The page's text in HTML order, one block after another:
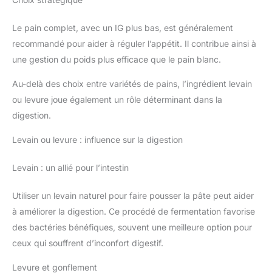
Le pain complet, avec un IG plus bas, est généralement
recommandé pour aider à réguler l’appétit. Il contribue ainsi à
une gestion du poids plus efficace que le pain blanc.
Au-delà des choix entre variétés de pains, l’ingrédient levain
ou levure joue également un rôle déterminant dans la
digestion.
Levain ou levure : influence sur la digestion
Levain : un allié pour l’intestin
Utiliser un levain naturel pour faire pousser la pâte peut aider
à améliorer la digestion. Ce procédé de fermentation favorise
des bactéries bénéfiques, souvent une meilleure option pour
ceux qui souffrent d’inconfort digestif.
Levure et gonflement